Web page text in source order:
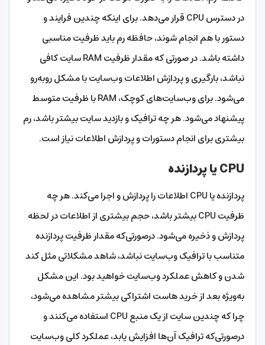
در دسترس CPU قرار می‌دهد. برای اینکه چندین فرایند و
دستور با هم انجام شوند، حافظه رم باید ظرفیت مناسبی
داشته باشد. در صورتی که مقدار ظرفیت RAM سایت کافی
نباشد، بارگیری و پردازش اطلاعات وب‌سایت با مشکل روبه‌رو
می‌شود. برای وب‌سایت‌های کوچک، RAM با ظرفیت متوسط
پیشنهاد می‌شود. هر چه ترافیک و بازدید سایت بیشتر باشد، رم
بیشتری برای انجام دستورات و پردازش اطلاعات نیاز است.
CPU یا پردازنده
پردازنده یا CPU اطلاعات را پردازش و اجرا می‌کند. هر چه
ظرفیت CPU بیشتر باشد، حجم بیشتری از اطلاعات در لحظه
پردازش و ذخیره می‌شود. درصورتی‌که مقدار ظرفیت پردازنده
متناسب با ترافیک وب‌سایت نباشد، شاهد مشکلاتی مثل کند
شدن و کاهش عملکرد وب‌سایت خواهید بود. این مشکل
به‌ویژه بعد از خرید هاست اشتراکی بیشتر مشاهده می‌شود،
چرا که چندین سایت از یک منبع CPU استفاده می‌کنند و
درصورتی‌که ترافیک آن‌ها افزایش یابد، عملکرد کلی وب‌سایت